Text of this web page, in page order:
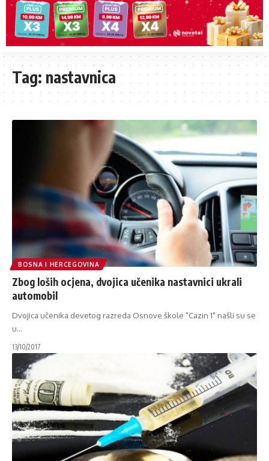
Tag: nastavnica
BOSNA I HERCEGOVINA
Zbog loših ocjena, dvojica učenika nastavnici ukrali
automobil
Dvojica učenika devetog razreda Osnove škole "Cazin 1" našli su se
u…
13/10/2017